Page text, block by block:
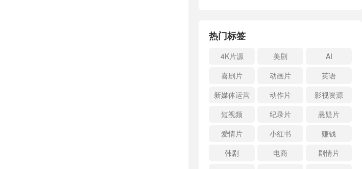
热门标签
4K片源 美剧
AI
喜剧片
动画片
英语
新媒体运营
动作片
影视资源
短视频
纪录片
悬疑片
爱情片
小红书
赚钱
韩剧
电商
剧情片